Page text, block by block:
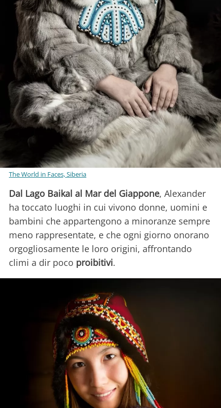
The World in Faces, Siberia
Dal Lago Baikal al Mar del Giappone, Alexander
ha toccato luoghi in cui vivono donne, uomini e
bambini che appartengono a minoranze sempre
meno rappresentate, e che ogni giorno onorano
orgogliosamente le loro origini, affrontando
climi a dir poco proibitivi.